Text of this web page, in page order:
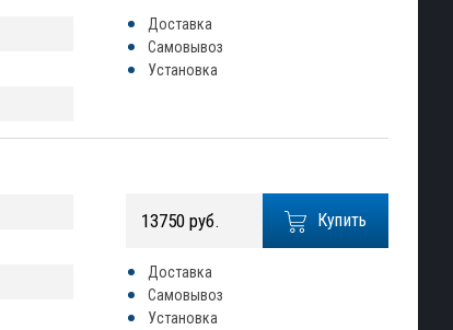
Доставка
Самовывоз
Установка
Купить
13750 руб.
Доставка
Самовывоз
Установка